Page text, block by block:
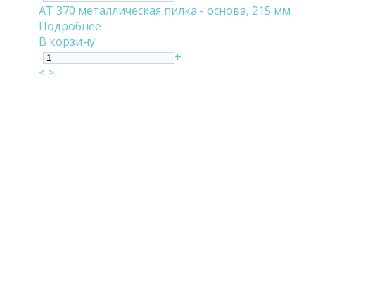
АТ 370 металлическая пилка - основа, 215 мм
Подробнее
В корзину
-
+
< >